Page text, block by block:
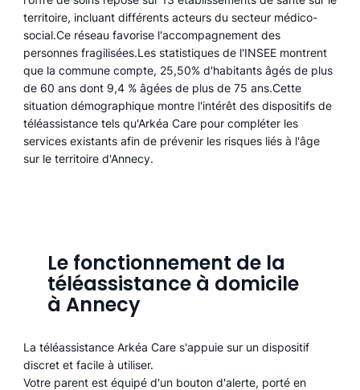
territoire, incluant différents acteurs du secteur médico-
social.Ce réseau favorise l'accompagnement des
personnes fragilisées.Les statistiques de l'INSEE montrent
que la commune compte, 25,50% d'habitants âgés de plus
de 60 ans dont 9,4 % âgées de plus de 75 ans.Cette
situation démographique montre l'intérêt des dispositifs de
téléassistance tels qu'Arkéa Care pour compléter les
services existants afin de prévenir les risques liés à l'âge
sur le territoire d'Annecy.
Le fonctionnement de la
téléassistance à domicile
à Annecy
La téléassistance Arkéa Care s'appuie sur un dispositif
discret et facile à utiliser.
Votre parent est équipé d'un bouton d'alerte, porté en